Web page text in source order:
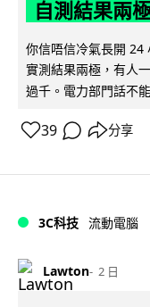
自測結果兩
你信唔信冷氣長開 24
實測結果兩極，有人
過千。電力部門話不
39 分享
3C科技 流動電腦
Lawton 2 日